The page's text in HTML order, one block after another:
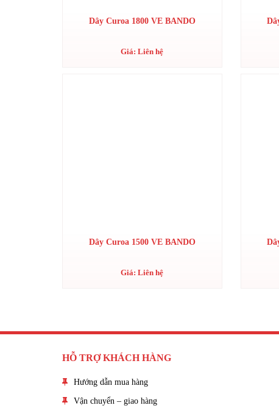
Dây Curoa 1800 VE BANDO
Giá: Liên hệ
Dây Curoa 1500 VE BANDO
Giá: Liên hệ
HỖ TRỢ KHÁCH HÀNG
Hướng dẫn mua hàng
Vận chuyển – giao hàng